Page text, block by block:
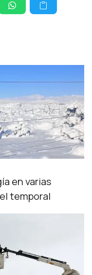
en varias
temporal